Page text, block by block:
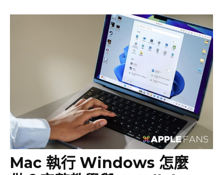
Mac 執行 Windows 怎麼